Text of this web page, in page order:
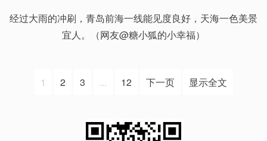
经过大雨的冲刷，青岛前海一线能见度良好，天海一色美景
宜人。（网友@糖小狐的小幸福）
1 2 3 ... 12 下一页 显示全文